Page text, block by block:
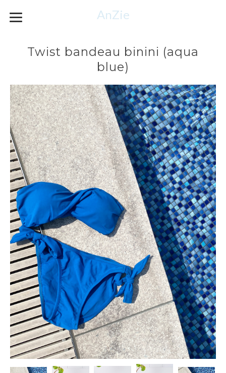
AnZie
Twist bandeau binini (aqua
blue)